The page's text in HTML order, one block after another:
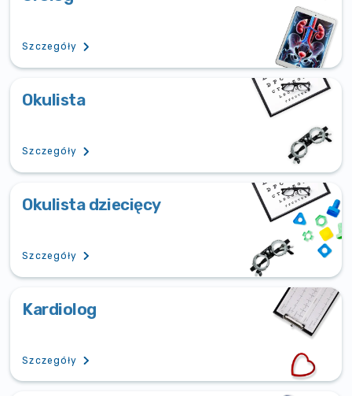
Szczegóły
Okulista
Szczegóły
Okulista dziecięcy
Szczegóły
Kardiolog
Szczegóły